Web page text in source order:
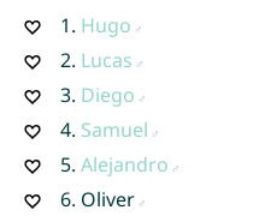
1. Hugo
2. Lucas
3. Diego
4. Samuel
5. Alejandro
6. Oliver